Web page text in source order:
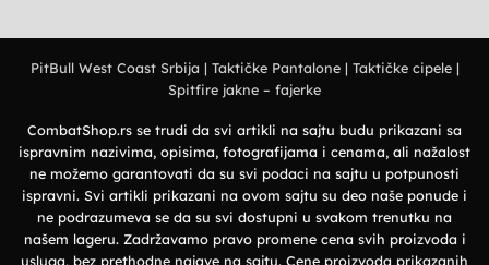
izbor
prirodu
i
–
vrhunska
udobnost
PitBull West Coast Srbija | Taktičke Pantalone| Taktičke cipele|
Spitfire jakne – fajerke
CombatShop.rs se trudi da svi artikli na sajtu budu prikazani sa
ispravnim nazivima, opisima, fotografijama i cenama, ali nažalost
ne možemo garantovati da su svi podaci na sajtu u potpunosti
ispravni. Svi artikli prikazani na ovom sajtu su deo naše ponude i
ne podrazumeva se da su svi dostupni u svakom trenutku na
našem lageru. Zadržavamo pravo promene cena svih proizvoda i
usluga, bez prethodne najave na sajtu. Cene proizvoda prikazanih